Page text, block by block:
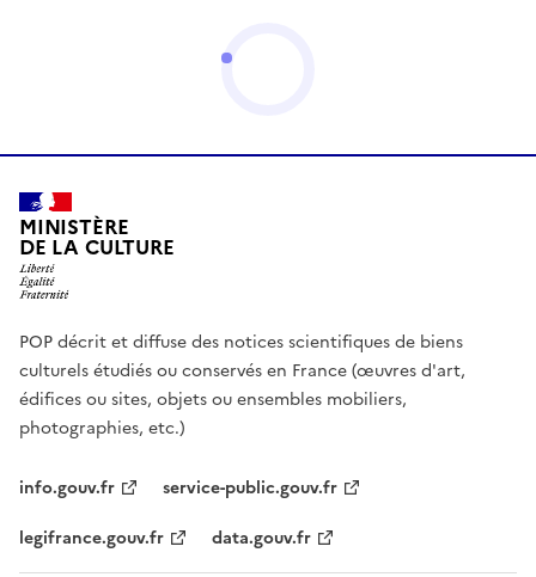
MINISTÈRE
DE LA CULTURE
POP décrit et diffuse des notices scientifiques de biens
culturels étudiés ou conservés en France (œuvres d'art,
édifices ou sites, objets ou ensembles mobiliers,
photographies, etc.)
info.gouv.fr
service-public.gouv.fr
legifrance.gouv.fr
data.gouv.fr